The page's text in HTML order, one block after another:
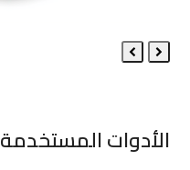
Previous
Next
الأدوات المستخدمة